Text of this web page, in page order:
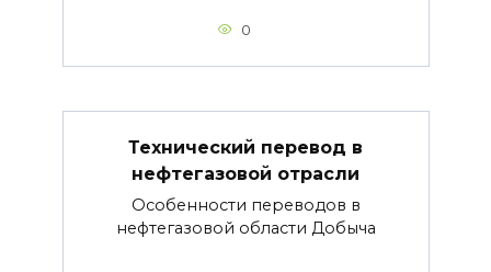
0
Технический перевод в
нефтегазовой отрасли
Особенности переводов в
нефтегазовой области Добыча